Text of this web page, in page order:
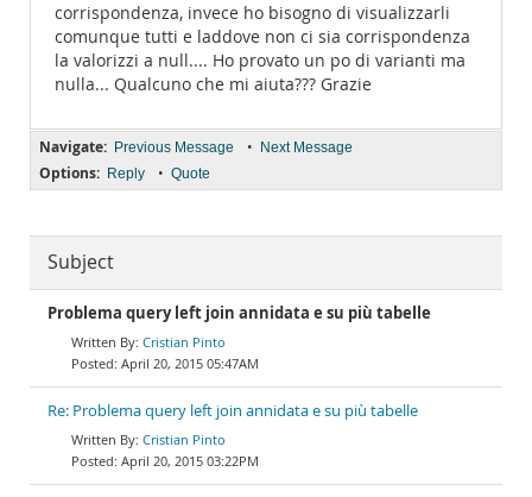
corrispondenza, invece ho bisogno di visualizzarli
comunque tutti e laddove non ci sia corrispondenza
la valorizzi a null.... Ho provato un po di varianti ma
nulla... Qualcuno che mi aiuta??? Grazie
Navigate: Previous Message • Next Message
Options: Reply • Quote
Subject
Problema query left join annidata e su più tabelle
Cristian Pinto
April 20, 2015 05:47AM
Re: Problema query left join annidata e su più tabelle
Cristian Pinto
April 20, 2015 03:22PM